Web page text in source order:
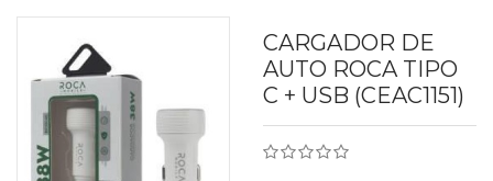
CARGADOR DE
AUTO ROCA TIPO
C + USB (CEAC1151)